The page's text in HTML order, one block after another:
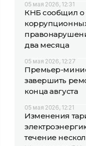
05 мая 2026, 12:31
КНБ сообщил о
два месяца
05 мая 2026, 12:27
Премьер-
завершить
конца августа
05 мая 2026, 12:21
Изменения
течение